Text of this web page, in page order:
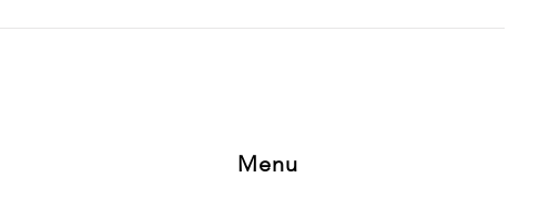
GRANDE CALE
Menu